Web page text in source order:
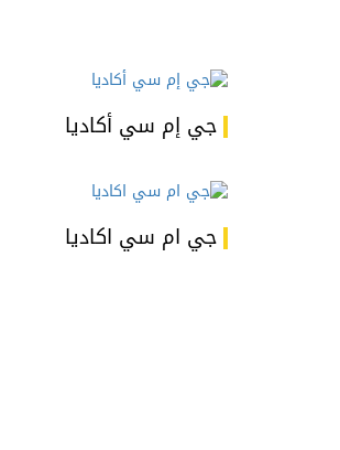
جي إم سي أكاديا
جي ام سي اكاديا